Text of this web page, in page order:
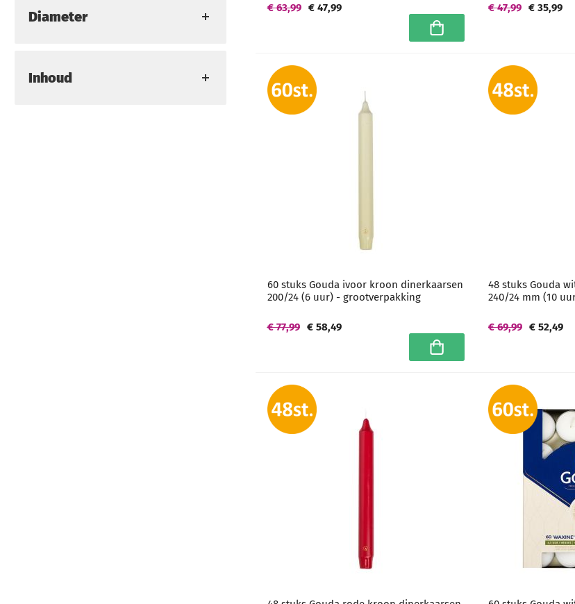
Diameter
Inhoud
€ 47,99
€ 63,99
In winkelwagen
€ 35,99
€ 47,99
60 stuks Gouda ivoor kroon dinerkaarsen
200/24 (6 uur) - grootverpakking
€ 58,49
€ 77,99
In winkelwagen
48 stuks Gouda
240/24 mm (10
€ 52,49
€ 69,99